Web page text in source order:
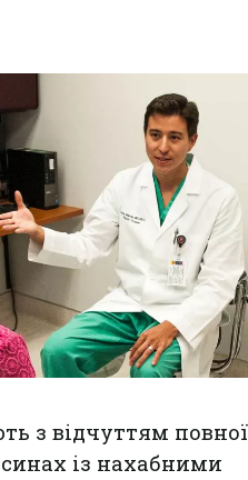
з відчуттям повної
із нахабними